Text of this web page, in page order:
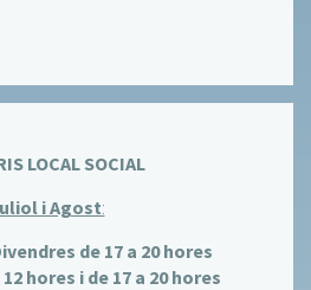
LOCAL SOCIAL
i Agost:
de 17 a 20 hores
hores i de 17 a 20 hores